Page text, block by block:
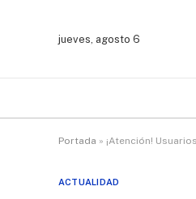
jueves, agosto 6
Portada » ¡Atención!
ACTUALIDAD